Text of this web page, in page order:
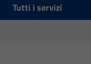
Tutti i servizi